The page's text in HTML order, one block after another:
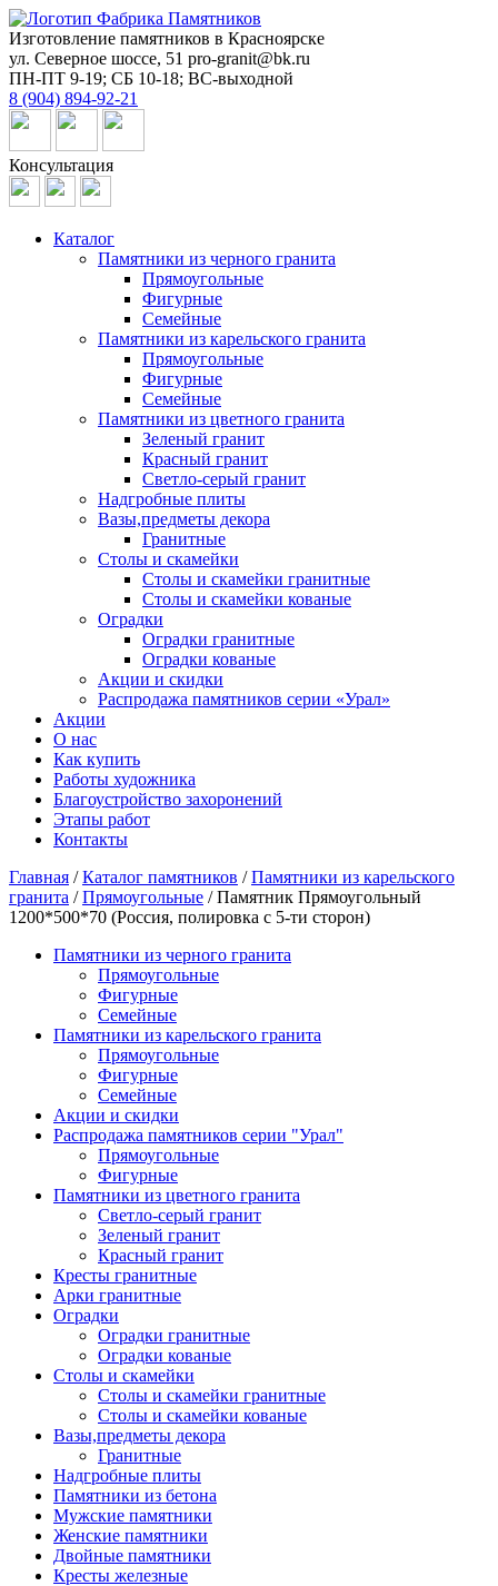
Изготовление памятников в Красноярске
ул. Северное шоссе, 51 pro-granit@bk.ru
ПН-ПТ 9-19; СБ 10-18; ВС-выходной
8 (904) 894-92-21
Консультация
Каталог
Памятники из черного гранита
Прямоугольные
Фигурные
Семейные
Памятники из карельского гранита
Прямоугольные
Фигурные
Семейные
Памятники из цветного гранита
Зеленый гранит
Красный гранит
Светло-серый гранит
Надгробные плиты
Вазы,предметы декора
Гранитные
Столы и скамейки
Столы и скамейки гранитные
Столы и скамейки кованые
Оградки
Оградки гранитные
Оградки кованые
Акции и скидки
Распродажа памятников серии «Урал»
Акции
О нас
Как купить
Работы художника
Благоустройство захоронений
Этапы работ
Контакты
Главная /Каталог памятников /Памятники из карельского
гранита /Прямоугольные / Памятник Прямоугольный
1200*500*70 (Россия, полировка с 5-ти сторон)
Памятники из черного гранита
Прямоугольные
Фигурные
Семейные
Памятники из карельского гранита
Прямоугольные
Фигурные
Семейные
Акции и скидки
Распродажа памятников серии "Урал"
Прямоугольные
Фигурные
Памятники из цветного гранита
Светло-серый гранит
Зеленый гранит
Красный гранит
Кресты гранитные
Арки гранитные
Оградки
Оградки гранитные
Оградки кованые
Столы и скамейки
Столы и скамейки гранитные
Столы и скамейки кованые
Вазы,предметы декора
Гранитные
Надгробные плиты
Памятники из бетона
Мужские памятники
Женские памятники
Двойные памятники
Кресты железные